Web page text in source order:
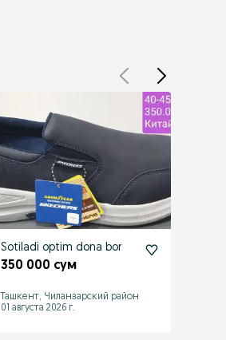
Sotiladi optim dona bor
350 000 сум
Ташкент, Чиланзарский район
01 августа 2026 г.